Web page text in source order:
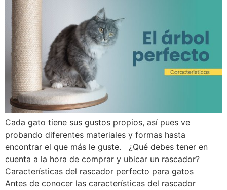
Cada gato tiene sus gustos propios, así pues ve
probando diferentes materiales y formas hasta
encontrar el que más le guste. ¿Qué debes tener en
cuenta a la hora de comprar y ubicar un rascador?
Características del rascador perfecto para gatos
Antes de conocer las características del rascador